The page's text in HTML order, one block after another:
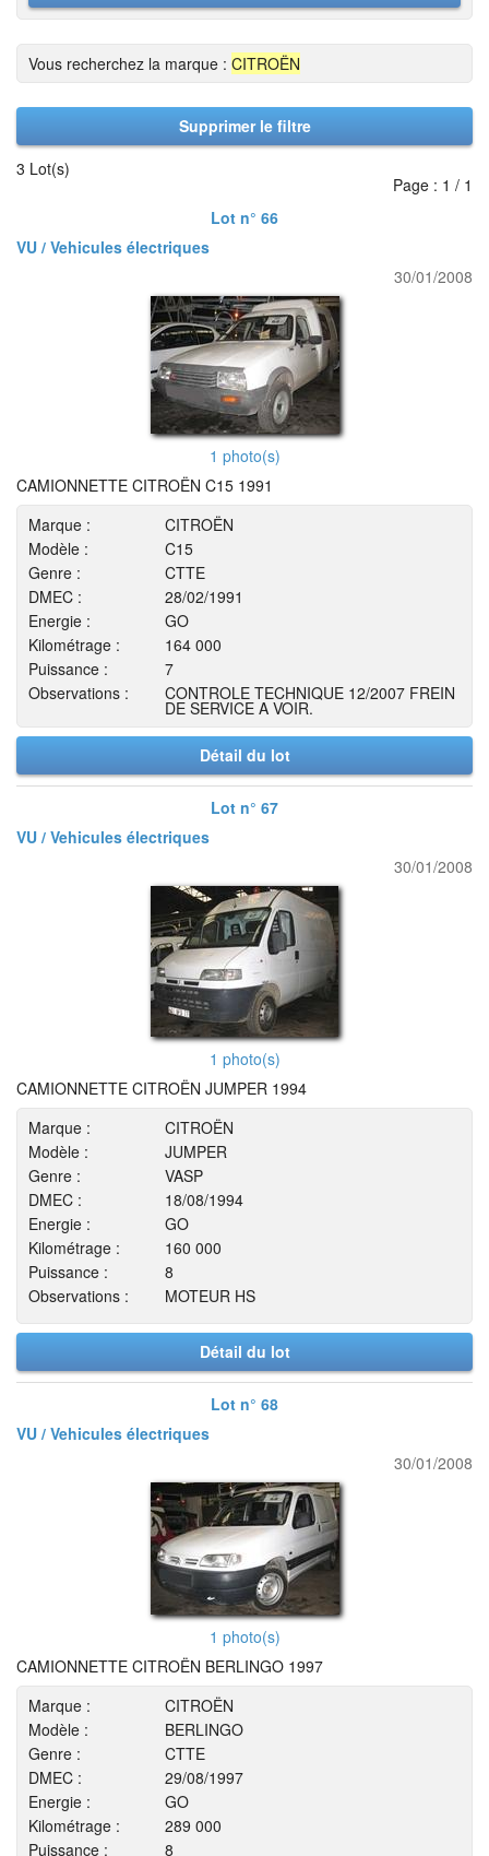
Vous recherchez la marque : CITROËN
Supprimer le filtre
3 Lot(s)
Page : 1 / 1
Lot n° 66
VU / Vehicules électriques
30/01/2008
1 photo(s)
CAMIONNETTE CITROËN C15 1991
Marque :
CITROËN
Modèle :
C15
Genre :
CTTE
DMEC :
28/02/1991
Energie :
GO
Kilométrage :
164 000
Puissance :
7
Observations :
CONTROLE TECHNIQUE 12/2007 FREIN
DE SERVICE A VOIR.
Détail du lot
Lot n° 67
VU / Vehicules électriques
30/01/2008
1 photo(s)
CAMIONNETTE CITROËN JUMPER 1994
Marque :
CITROËN
Modèle :
JUMPER
Genre :
VASP
DMEC :
18/08/1994
Energie :
GO
Kilométrage :
160 000
Puissance :
8
Observations :
MOTEUR HS
Détail du lot
Lot n° 68
VU / Vehicules électriques
30/01/2008
1 photo(s)
CAMIONNETTE CITROËN BERLINGO 1997
Marque :
CITROËN
Modèle :
BERLINGO
Genre :
CTTE
DMEC :
29/08/1997
Energie :
GO
Kilométrage :
289 000
Puissance :
8